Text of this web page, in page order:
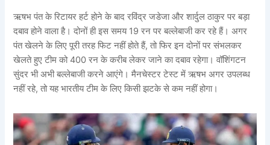
ऋषभ पंत के रिटायर हर्ट होने के बाद रविंद्र जडेजा और शार्दुल ठाकुर पर बड़ा
दबाव होने वाला है। दोनों ही इस समय 19 रन पर बल्लेबाजी कर रहे हैं। अगर
पंत खेलने के लिए पूरी तरह फिट नहीं होते हैं, तो फिर इन दोनों पर संभलकर
खेलते हुए टीम को 400 रन के करीब लेकर जाने का दबाव रहेगा। वॉशिंगटन
सुंदर भी अभी बल्लेबाजी करने आएंगे। मैनचेस्टर टेस्ट में ऋषभ अगर उपलब्ध
नहीं रहे, तो यह भारतीय टीम के लिए किसी झटके से कम नहीं होगा।